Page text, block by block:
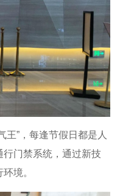
”，每逢节假日都是人
门禁系统，通过新技
境。